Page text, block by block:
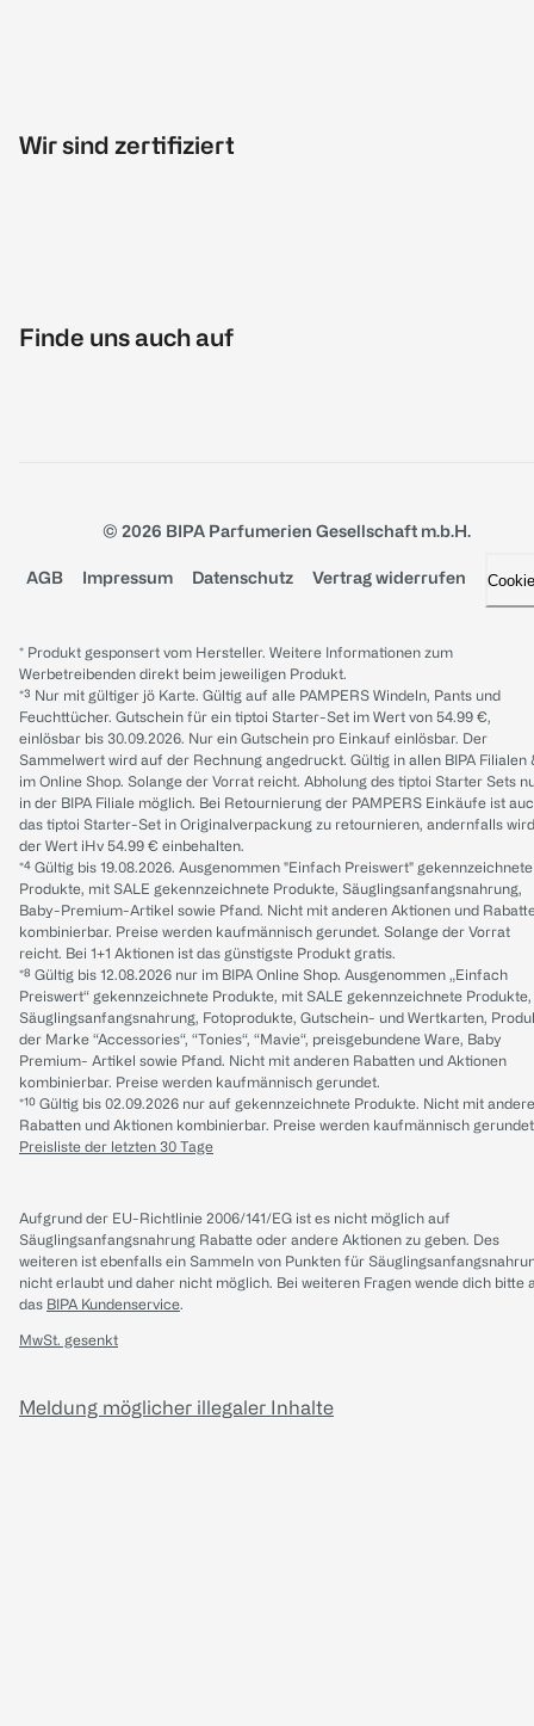
Wir sind zertifiziert
Finde uns auch auf
© 2026 BIPA Parfumerien Gesellschaft m.b.H.
AGB Impressum Datenschutz Vertrag widerrufen
* Produkt gesponsert vom Hersteller. Weitere Informationen zum
Werbetreibenden direkt beim jeweiligen Produkt.
*³ Nur mit gültiger jö Karte. Gültig auf alle PAMPERS Windeln, Pants und
Feuchttücher. Gutschein für ein tiptoi Starter-Set im Wert von 54.99 €,
einlösbar bis 30.09.2026. Nur ein Gutschein pro Einkauf einlösbar. Der
Sammelwert wird auf der Rechnung angedruckt. Gültig in allen BIPA Filialen
im Online Shop. Solange der Vorrat reicht. Abholung des tiptoi Starter Sets
in der BIPA Filiale möglich. Bei Retournierung der PAMPERS Einkäufe ist
das tiptoi Starter-Set in Originalverpackung zu retournieren, andernfalls wird
der Wert iHv 54.99 € einbehalten.
*⁴ Gültig bis 19.08.2026. Ausgenommen "Einfach Preiswert" gekennzeichnete
Produkte, mit SALE gekennzeichnete Produkte, Säuglingsanfangsnahrung,
Baby-Premium-Artikel sowie Pfand. Nicht mit anderen Aktionen und
kombinierbar. Preise werden kaufmännisch gerundet. Solange der Vorrat
reicht. Bei 1+1 Aktionen ist das günstigste Produkt gratis.
*⁸ Gültig bis 12.08.2026 nur im BIPA Online Shop. Ausgenommen „Einfach
Preiswert“ gekennzeichnete Produkte, mit SALE gekennzeichnete Produkte,
Säuglingsanfangsnahrung, Fotoprodukte, Gutschein- und Wertkarten,
der Marke “Accessories“, “Tonies“, “Mavie“, preisgebundene Ware, Baby
Premium- Artikel sowie Pfand. Nicht mit anderen Rabatten und Aktionen
kombinierbar. Preise werden kaufmännisch gerundet.
*¹⁰ Gültig bis 02.09.2026 nur auf gekennzeichnete Produkte. Nicht mit
Rabatten und Aktionen kombinierbar. Preise werden kaufmännisch
Preisliste der letzten 30 Tage
Aufgrund der EU-Richtlinie 2006/141/EG ist es nicht möglich auf
Säuglingsanfangsnahrung Rabatte oder andere Aktionen zu geben. Des
weiteren ist ebenfalls ein Sammeln von Punkten für
nicht erlaubt und daher nicht möglich. Bei weiteren Fragen wende dich bitte
das BIPA Kundenservice.
MwSt. gesenkt
Meldung möglicher illegaler Inhalte